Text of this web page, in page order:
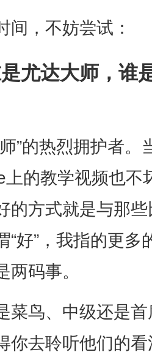
间，不妨尝试：
尤达大师，谁
”的热烈拥护者
上的教学视频也不
的方式就是与那
“好”，我指的更多
两码事。
菜鸟、中级还是
你去聆听他们的